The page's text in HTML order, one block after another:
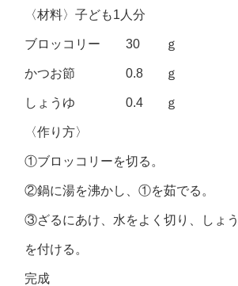
〈材料〉子ども1人分
ブロッコリー 30 ｇ
かつお節 0.8 ｇ
しょうゆ 0.4 ｇ
〈作り方〉
①ブロッコリーを切る。
②鍋に湯を沸かし、①を茹でる。
③ざるにあけ、水をよく切り、しょ
を付ける。
完成